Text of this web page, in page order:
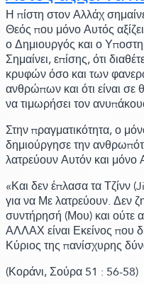
Η πίστη στον Αλλάχ
Θεός που μόνο Αυτός
ο Δημιουργός και ο
Σημαίνει, επίσης, ότι
κρυφών όσο και των
ανθρώπων και ότι είναι σε
να τιμωρήσει τον
Στην πραγματικότητα, ο
δημιούργησε την
λατρεύουν Αυτόν και μόνο
«Και δεν έπλασα τα Τζίνν
για να Με λατρεύουν. Δεν
συντήρησή (Μου)και ούτε
ΑΛΛΑΧ είναι Εκείνος που
Κύριος της πανίσχυρης
(Κοράνι,Σούρα 51 : 56-58)